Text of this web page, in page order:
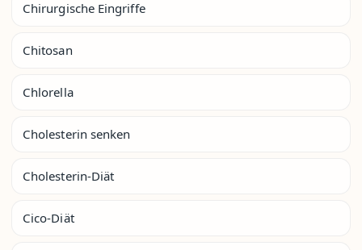
Chirurgische Eingriffe
Chitosan
Chlorella
Cholesterin senken
Cholesterin-Diät
Cico-Diät